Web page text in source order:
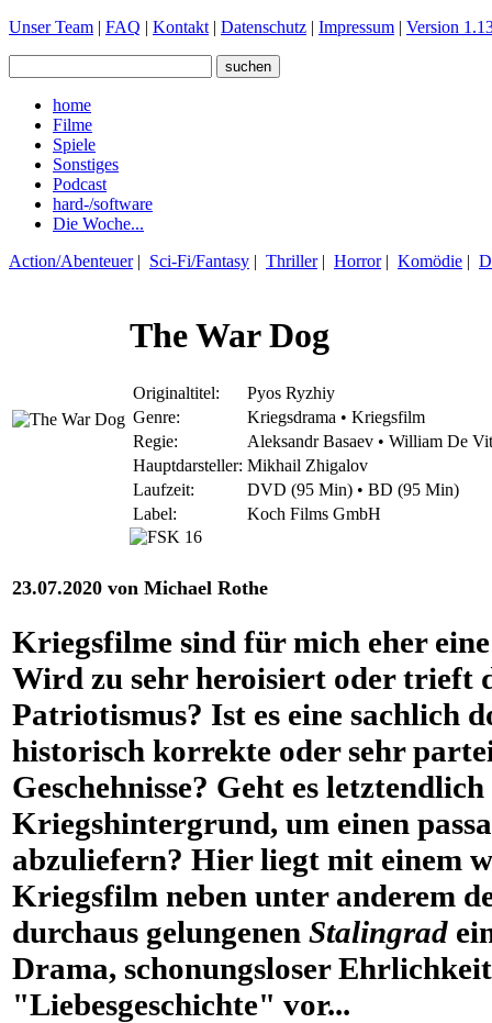
Unser Team | FAQ | Kontakt | Datenschutz | Impressum | Version
home
Filme
Spiele
Sonstiges
Podcast
hard-/software
Die Woche...
Action/Abenteuer| Sci-Fi/Fantasy | Thriller| Horror| Komödie |
The War Dog
Originaltitel:
Pyos Ryzhiy
Genre:
Kriegsdrama • Kriegsfilm
Regie:
Aleksandr Basaev • William De
Hauptdarsteller: Mikhail Zhigalov
Laufzeit:
DVD (95 Min) • BD (95 Min)
Label:
Koch Films GmbH
23.07.2020 von Michael Rothe
Kriegsfilme sind für mich eher
Wird zu sehr heroisiert oder trieft
Patriotismus? Ist es eine sachlich
historisch korrekte oder sehr
Geschehnisse? Geht es
Kriegshintergrund, um einen
abzuliefern? Hier liegt mit einem
Kriegsfilm neben unter anderem
durchaus gelungenen Stalingrad
Drama, schonungsloser
"Liebesgeschichte" vor...